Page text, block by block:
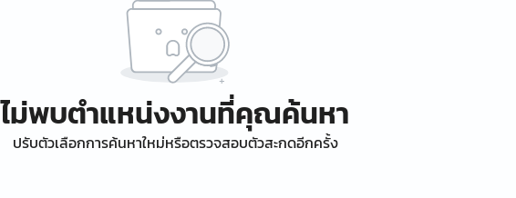
ไม่พบตำแหน่งงานที่คุณค้นหา
ปรับตัวเลือกการค้นหาใหม่หรือตรวจสอบตัวสะกดอีกครั้ง